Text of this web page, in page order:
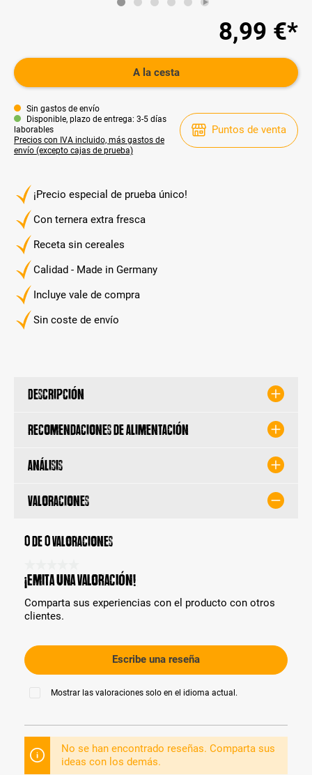
¡Precio especial de prueba único!
Con ternera extra fresca
Receta sin cereales
Calidad - Made in Germany
Incluye vale de compra
Sin coste de envío
8,99 €*
A la cesta
Sin gastos de envío
Disponible, plazo de entrega: 3-5 días
laborables
Precios con IVA incluido, más gastos de
envío (excepto cajas de prueba)
Puntos de venta
Descripción
Recomendaciones de alimentación
Análisis
Valoraciones
0 de 0 valoraciones
Calificación promedio de 0 de 5 estrellas
¡Emita una valoración!
Comparta sus experiencias con el producto con otros
clientes.
Escribe una reseña
Mostrar las valoraciones solo en el idioma actual.
No se han encontrado reseñas. Comparta sus
ideas con los demás.